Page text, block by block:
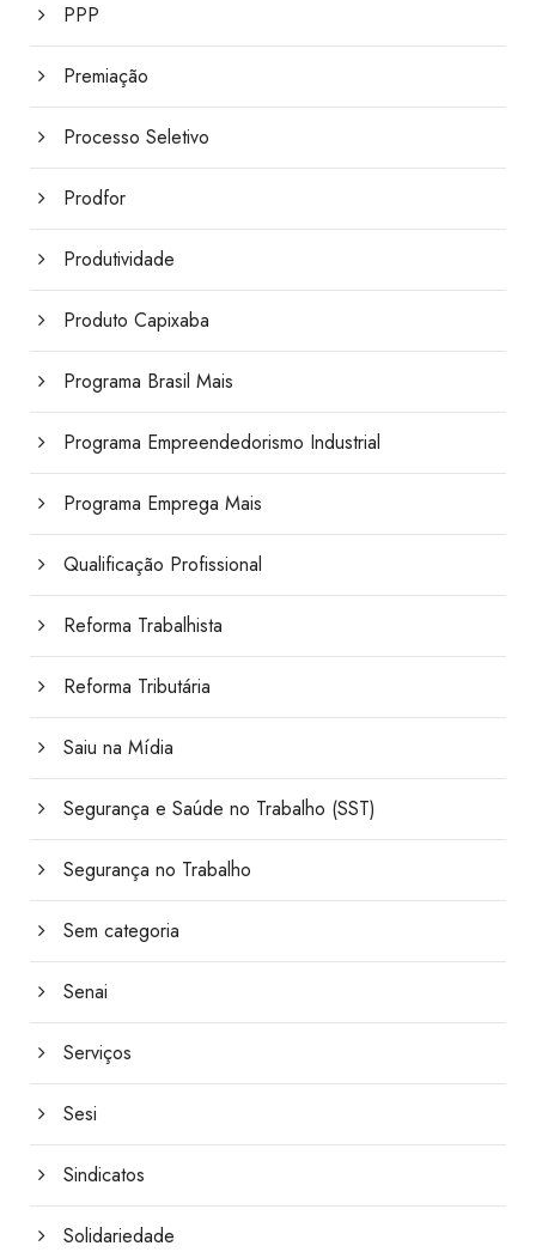
PPP
Premiação
Processo Seletivo
Prodfor
Produtividade
Produto Capixaba
Programa Brasil Mais
Programa Empreendedorismo Industrial
Programa Emprega Mais
Qualificação Profissional
Reforma Trabalhista
Reforma Tributária
Saiu na Mídia
Segurança e Saúde no Trabalho (SST)
Segurança no Trabalho
Sem categoria
Senai
Serviços
Sesi
Sindicatos
Solidariedade